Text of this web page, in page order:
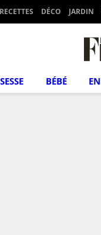
RECETTES DÉCO JARDIN
BÉBÉ